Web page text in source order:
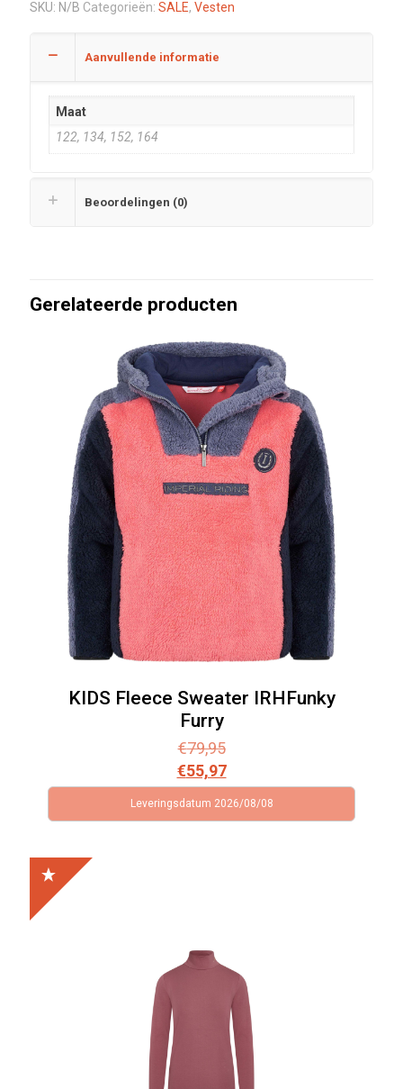
SKU: N/B Categorieën: SALE, Vesten
Aanvullende informatie
Maat
122, 134, 152, 164
Beoordelingen (0)
Gerelateerde producten
KIDS Fleece Sweater IRHFunky
Furry
€79,95
€55,97
Leveringsdatum 2026/08/08